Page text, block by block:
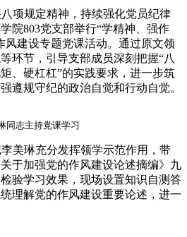
项规定精神，持续强化党员纪律
院803党支部举行“学精神、强作
风建设专题党课活动。通过原文领
环节，引导支部成员深刻把握“八
、硬杠杠”的实践要求，进一步筑
遵规守纪的政治自觉和行动自觉。
同志主持党课学习
美琳充分发挥领学示范作用，带
于加强党的作风建设论述摘编》九
验学习效果，现场设置知识自测答
理解党的作风建设重要论述，进一